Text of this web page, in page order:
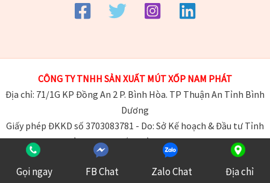
CÔNG TY TNHH SẢN XUẤT MÚT XỐP NAM PHÁT
Địa chỉ: 71/1G KP Đồng An 2 P. Bình Hòa. TP Thuận An Tỉnh Bình
Dương
Giấy phép ĐKKD số 3703083781 - Do: Sở Kế hoạch & Đầu tư Tỉnh
Bình Dương cấp ngày 20-09-2022
Chịu trách nhiệm nội dung: Nguyễn Ngọc Quí
Gọi ngay FB Chat Zalo Chat Địa chỉ